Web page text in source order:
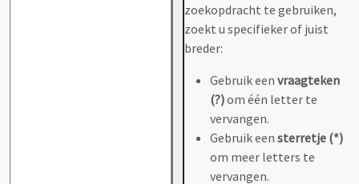
zoekopdracht te gebruiken,
zoekt u specifieker of juist
breder:
Gebruik een vraagteken
(?)om één letter te
vervangen.
Gebruik een sterretje (*)
om meer letters te
vervangen.